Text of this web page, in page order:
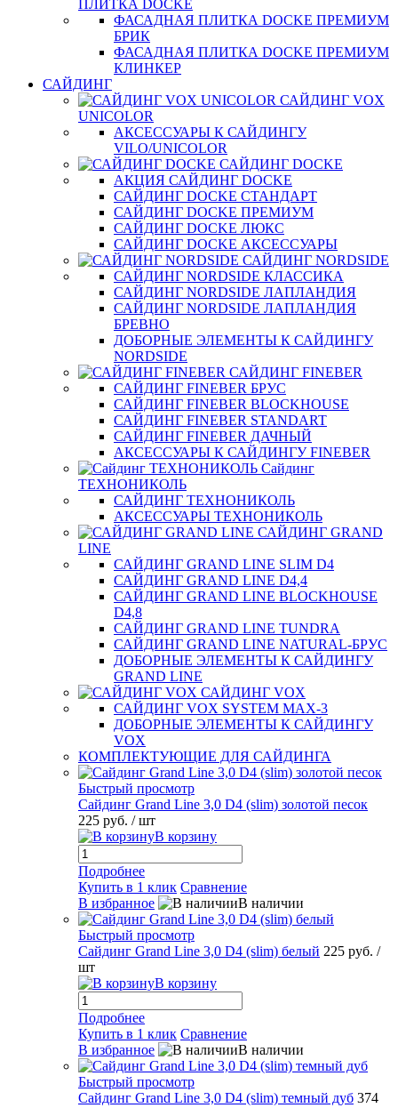
ПЛИТКА DOCKE
ФАСАДНАЯ ПЛИТКА DOCKE ПРЕМИУМ
БРИК
ФАСАДНАЯ ПЛИТКА DOCKE ПРЕМИУМ
КЛИНКЕР
САЙДИНГ
САЙДИНГ VOX
UNICOLOR
АКСЕССУАРЫ К САЙДИНГУ
VILO/UNICOLOR
САЙДИНГ DOCKE
АКЦИЯ САЙДИНГ DOCKE
САЙДИНГ DOCKE СТАНДАРТ
САЙДИНГ DOCKE ПРЕМИУМ
САЙДИНГ DOCKE ЛЮКС
САЙДИНГ DOCKE АКСЕССУАРЫ
САЙДИНГ NORDSIDE
САЙДИНГ NORDSIDE КЛАССИКА
САЙДИНГ NORDSIDE ЛАПЛАНДИЯ
САЙДИНГ NORDSIDE ЛАПЛАНДИЯ
БРЕВНО
ДОБОРНЫЕ ЭЛЕМЕНТЫ К САЙДИНГУ
NORDSIDE
САЙДИНГ FINEBER
САЙДИНГ FINEBER БРУС
САЙДИНГ FINEBER BLOCKHOUSE
САЙДИНГ FINEBER STANDART
САЙДИНГ FINEBER ДАЧНЫЙ
АКСЕССУАРЫ К САЙДИНГУ FINEBER
Сайдинг
ТЕХНОНИКОЛЬ
САЙДИНГ ТЕХНОНИКОЛЬ
АКСЕССУАРЫ ТЕХНОНИКОЛЬ
САЙДИНГ GRAND
LINE
САЙДИНГ GRAND LINE SLIM D4
САЙДИНГ GRAND LINE D4,4
САЙДИНГ GRAND LINE BLOCKHOUSE
D4,8
САЙДИНГ GRAND LINE TUNDRA
САЙДИНГ GRAND LINE NATURAL-БРУС
ДОБОРНЫЕ ЭЛЕМЕНТЫ К САЙДИНГУ
GRAND LINE
САЙДИНГ VOX
САЙДИНГ VOX SYSTEM MAX-3
ДОБОРНЫЕ ЭЛЕМЕНТЫ К САЙДИНГУ
VOX
КОМПЛЕКТУЮЩИЕ ДЛЯ САЙДИНГА
Быстрый просмотр
Сайдинг Grand Line 3,0 D4 (slim) золотой песок
225 руб. / шт
В корзину
Подробнее
Купить в 1 клик Сравнение
В избранное
В наличии
Быстрый просмотр
Сайдинг Grand Line 3,0 D4 (slim) белый 225 руб. /
шт
В корзину
Подробнее
Купить в 1 клик Сравнение
В избранное
В наличии
Быстрый просмотр
Сайдинг Grand Line 3,0 D4 (slim) темный дуб 374